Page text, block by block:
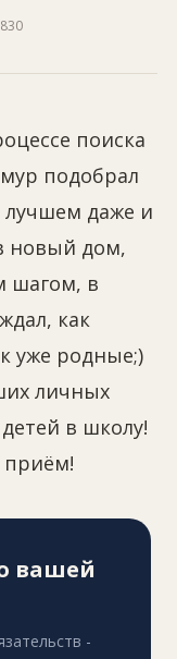
поиска
подобрал
даже и
новый дом,
шагом, в
как
уже родные;)
личных
в школу!
приём!
вашей
-